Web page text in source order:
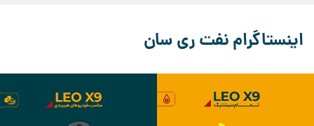
اینستاگرام نفت ری سان